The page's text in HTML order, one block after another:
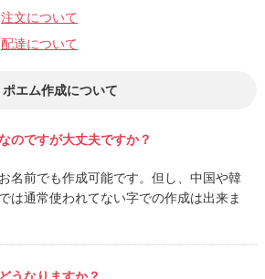
注文について
配達について
ポエム作成について
のですが大丈夫ですか？
名前でも作成可能です。但し、中国や韓
は通常使われてない字での作成は出来ま